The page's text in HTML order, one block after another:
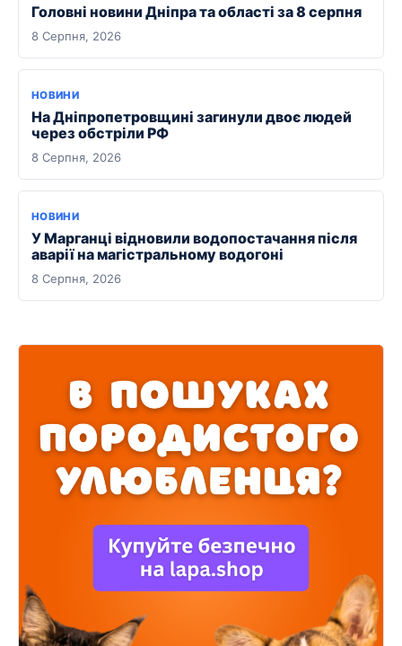
Головні новини Дніпра та області за 8 серпня
8 Серпня, 2026
НОВИНИ
На Дніпропетровщині загинули двоє людей
через обстріли РФ
8 Серпня, 2026
НОВИНИ
У Марганці відновили водопостачання після
аварії на магістральному водогоні
8 Серпня, 2026